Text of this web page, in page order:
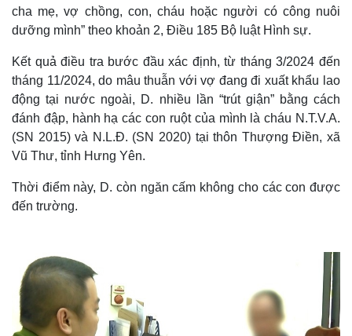
cha mẹ, vợ chồng, con, cháu hoặc người có công nuôi
dưỡng mình” theo khoản 2, Điều 185 Bộ luật Hình sự.
Kết quả điều tra bước đầu xác định, từ tháng 3/2024 đến
tháng 11/2024, do mâu thuẫn với vợ đang đi xuất khẩu lao
động tại nước ngoài, D. nhiều lần “trút giận” bằng cách
đánh đập, hành hạ các con ruột của mình là cháu N.T.V.A.
(SN 2015) và N.L.Đ. (SN 2020) tại thôn Thượng Điền, xã
Vũ Thư, tỉnh Hưng Yên.
Thời điểm này, D. còn ngăn cấm không cho các con được
đến trường.